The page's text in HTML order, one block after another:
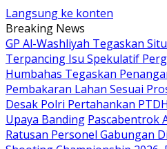
Langsung ke konten
Breaking News
GP Al-Washliyah Tegaskan
Terpancing Isu Spekulatif
Humbahas Tegaskan
Pembakaran Lahan Sesuai
Desak Polri Pertahankan
Upaya Banding Pascabentrok
Ratusan Personel Gabungan